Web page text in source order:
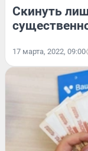
Скинуть
17 марта, 2022, 09:00